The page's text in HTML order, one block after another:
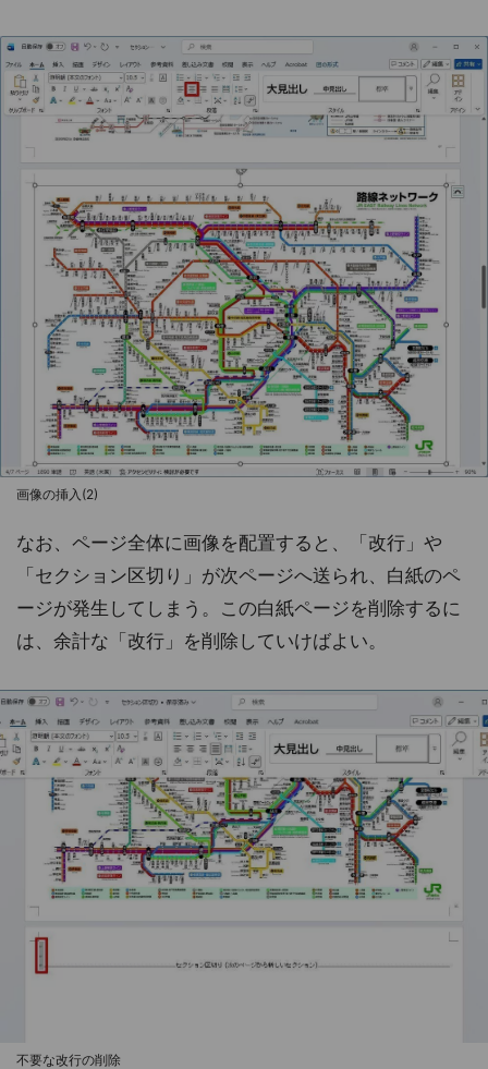
画像の挿入(2)
なお、ページ全体に画像を配置すると、「改行」や
「セクション区切り」が次ページへ送られ、白紙のペ
ージが発生してしまう。この白紙ページを削除するに
は、余計な「改行」を削除していけばよい。
不要な改行の削除